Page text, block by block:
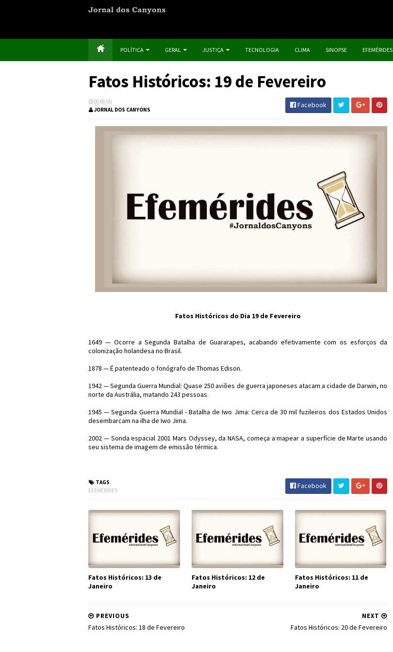
POLÍTICA GERAL JUSTIÇA TECNOLOGIA CLIMA SINOPSE EFEMÉRIDES
Fatos Históricos: 19 de Fevereiro
00:08:00
JORNAL DOS CANYONS
Facebook
Fatos Históricos do Dia 19 de Fevereiro
1649 — Ocorre a Segunda Batalha de Guararapes, acabando efetivamente com os esforços da
colonização holandesa no Brasil.
1878 — É patenteado o fonógrafo de Thomas Edison.
1942 — Segunda Guerra Mundial: Quase 250 aviões de guerra japoneses atacam a cidade de Darwin, no
norte da Austrália, matando 243 pessoas.
1945 — Segunda Guerra Mundial - Batalha de Iwo Jima: Cerca de 30 mil fuzileiros dos Estados Unidos
desembarcam na ilha de Iwo Jima.
2002 — Sonda espacial 2001 Mars Odyssey, da NASA, começa a mapear a superfície de Marte usando
seu sistema de imagem de emissão térmica.
TAGS
EFEMÉRIDES
Facebook
Fatos Históricos: 13 de
Janeiro
Fatos Históricos: 12 de
Janeiro
Fatos Históricos: 11 de
Janeiro
NEXT
Fatos Históricos: 20 de Fevereiro
PREVIOUS
Fatos Históricos: 18 de Fevereiro